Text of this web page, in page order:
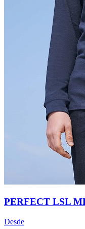
PERFECT LSL
Desde